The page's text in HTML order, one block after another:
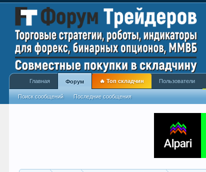
Главная Форум
Поиск сообщений Последние сообщения
🔥 Топ складчин Пользователи